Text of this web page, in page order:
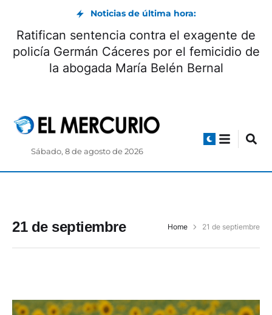
Noticias de última hora:
Ratifican sentencia contra el exagente de
policía Germán Cáceres por el femicidio de
la abogada María Belén Bernal
Sábado, 8 de agosto de 2026
21 de septiembre Home 21 de septiembre